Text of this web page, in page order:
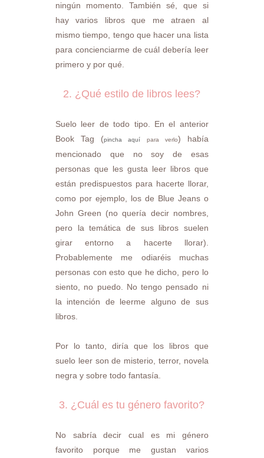
ningún momento. También sé, que si
hay varios libros que me atraen al
mismo tiempo, tengo que hacer una lista
para concienciarme de cuál debería leer
primero y por qué.
2. ¿Qué estilo de libros lees?
Suelo leer de todo tipo. En el anterior
Book Tag (pincha aquí para verlo) había
mencionado que no soy de esas
personas que les gusta leer libros que
están predispuestos para hacerte llorar,
como por ejemplo, los de Blue Jeans o
John Green (no quería decir nombres,
pero la temática de sus libros suelen
girar entorno a hacerte llorar).
Probablemente me odiaréis muchas
personas con esto que he dicho, pero lo
siento, no puedo. No tengo pensado ni
la intención de leerme alguno de sus
libros.
Por lo tanto, diría que los libros que
suelo leer son de misterio, terror, novela
negra y sobre todo fantasía.
3. ¿Cuál es tu género favorito?
No sabría decir cual es mi género
favorito porque me gustan varios